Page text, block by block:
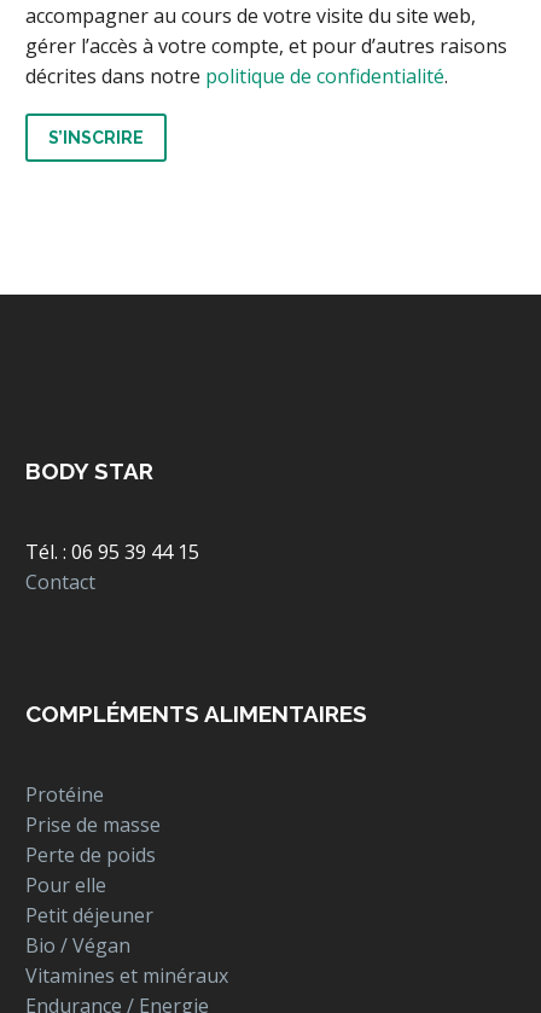
accompagner au cours de votre visite du site web,
gérer l’accès à votre compte, et pour d’autres raisons
décrites dans notre politique de confidentialité.
S’INSCRIRE
BODY STAR
Tél. : 06 95 39 44 15
Contact
COMPLÉMENTS ALIMENTAIRES
Protéine
Prise de masse
Perte de poids
Pour elle
Petit déjeuner
Bio / Végan
Vitamines et minéraux
Endurance / Energie